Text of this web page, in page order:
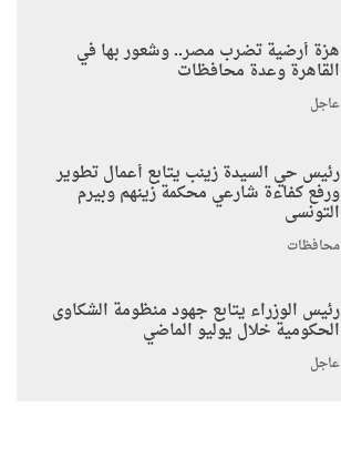
هزة أرضية تضرب مصر.. وشعور بها في
القاهرة وعدة محافظات
عاجل
رئيس حي السيدة زينب يتابع أعمال تطوير
ورفع كفاءة شارعي محكمة زينهم وبيرم
التونسى
محافظات
رئيس الوزراء يتابع جهود منظومة الشكاوى
الحكومية خلال يوليو الماضي
عاجل